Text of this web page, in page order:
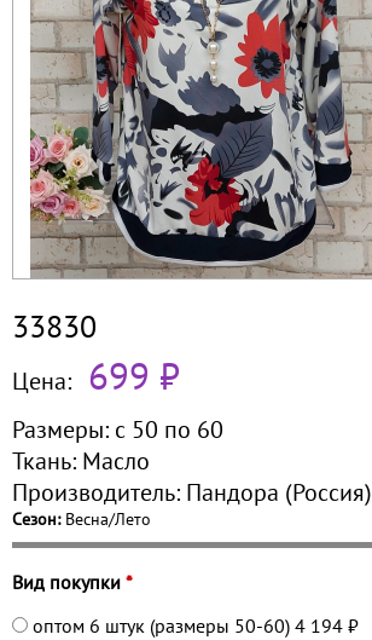
33830
Цена: 699 ₽
Размеры: с 50 по 60
Ткань: Масло
Производитель: Пандора (Россия)
Сезон: Весна/Лето
Вид покупки *
оптом 6 штук (размеры 50-60) 4 194 ₽